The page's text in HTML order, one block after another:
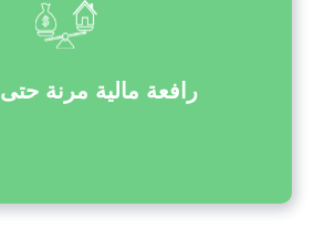
رافعة مالية مرنة حتى 1:500